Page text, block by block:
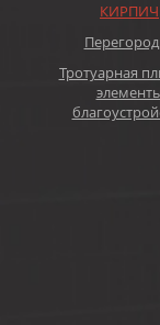
КИРПИЧ
Тротуарная